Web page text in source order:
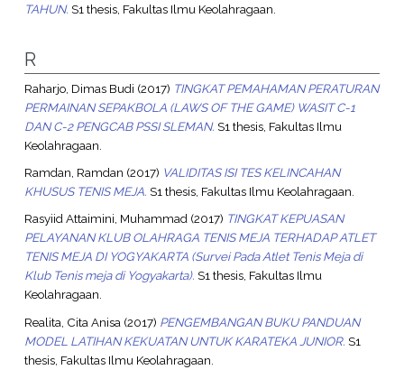
TAHUN. S1 thesis, Fakultas Ilmu Keolahragaan.
R
Raharjo, Dimas Budi (2017) TINGKAT PEMAHAMAN PERATURAN
PERMAINAN SEPAKBOLA (LAWS OF THE GAME) WASIT C-1
DAN C-2 PENGCAB PSSI SLEMAN. S1 thesis, Fakultas Ilmu
Keolahragaan.
Ramdan, Ramdan (2017) VALIDITAS ISI TES KELINCAHAN
KHUSUS TENIS MEJA. S1 thesis, Fakultas Ilmu Keolahragaan.
Rasyiid Attaimini, Muhammad(2017) TINGKAT KEPUASAN
PELAYANAN KLUB OLAHRAGA TENIS MEJA TERHADAP ATLET
TENIS MEJA DI YOGYAKARTA (Survei Pada Atlet Tenis Meja di
Klub Tenis meja di Yogyakarta). S1 thesis, Fakultas Ilmu
Keolahragaan.
Realita, Cita Anisa (2017) PENGEMBANGAN BUKU PANDUAN
MODEL LATIHAN KEKUATAN UNTUK KARATEKA JUNIOR. S1
thesis, Fakultas Ilmu Keolahragaan.